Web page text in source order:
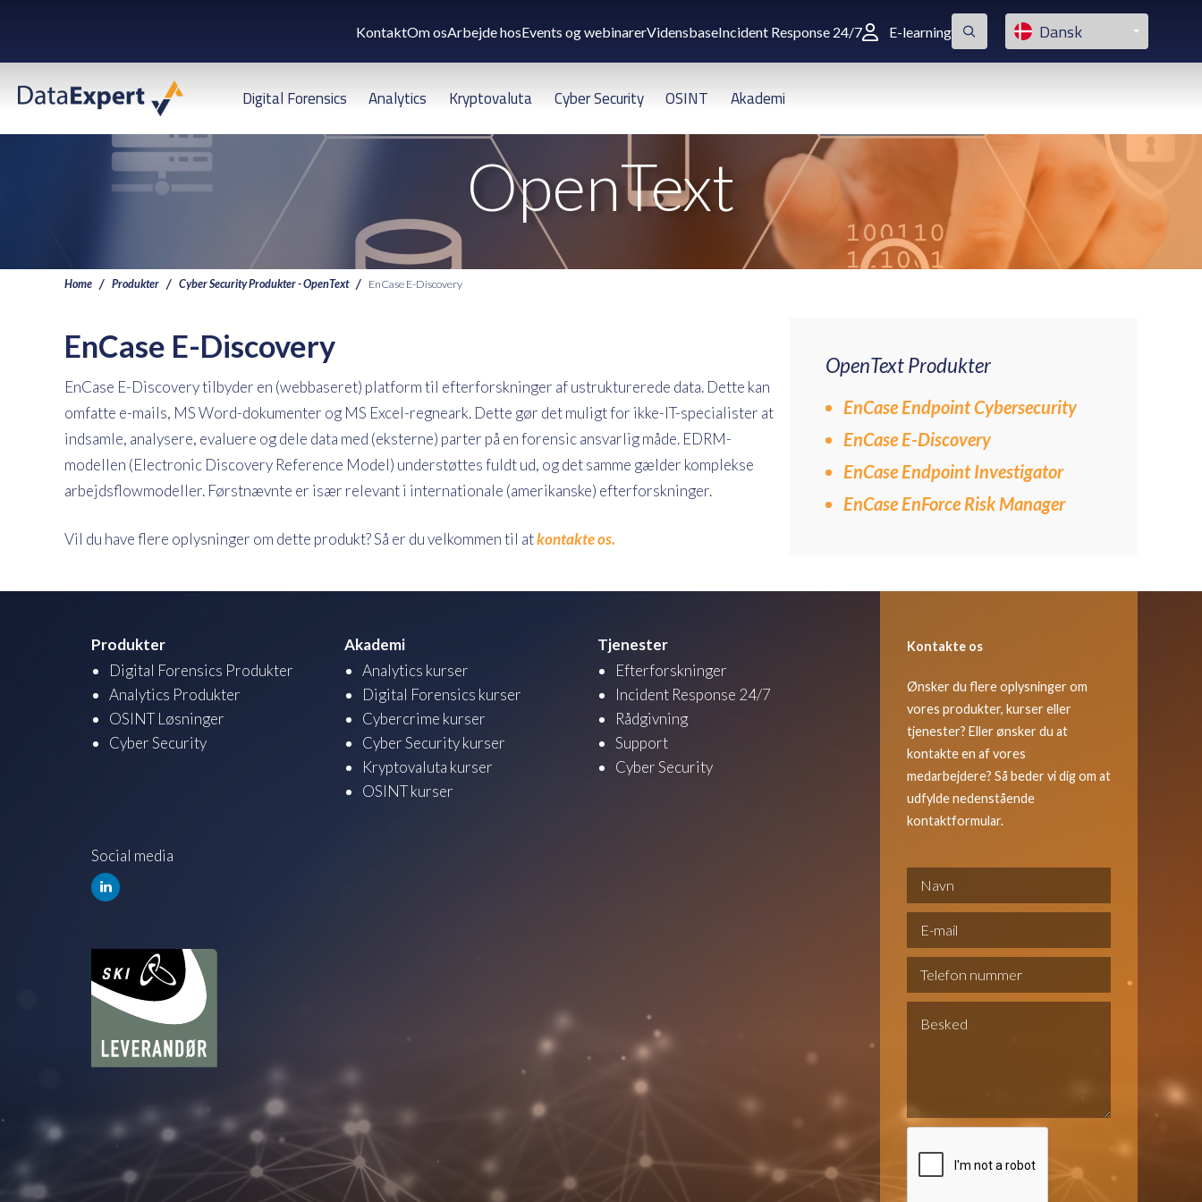
KontaktOm osArbejde hosEvents og webinarerVidensbaseIncident Response 24/7 E-learning Dansk
Digital Forensics Analytics Kryptovaluta Cyber Security OSINT Akademi
OpenText
Home Produkter Cyber Security Produkter - OpenText EnCase E-Discovery
EnCase E-Discovery
EnCase E-Discovery tilbyder en (webbaseret) platform til efterforskninger af ustrukturerede data. Dette kan
omfatte e-mails, MS Word-dokumenter og MS Excel-regneark. Dette gør det muligt for ikke-IT-specialister at
indsamle, analysere, evaluere og dele data med (eksterne) parter på en forensic ansvarlig måde. EDRM-
modellen (Electronic Discovery Reference Model) understøttes fuldt ud, og det samme gælder komplekse
arbejdsflowmodeller. Førstnævnte er især relevant i internationale (amerikanske) efterforskninger.
Vil du have flere oplysninger om dette produkt? Så er du velkommen til atkontakte os.
OpenText Produkter
EnCase Endpoint Cybersecurity
EnCase E-Discovery
EnCase Endpoint Investigator
EnCase EnForce Risk Manager
Produkter
Digital Forensics Produkter
Analytics Produkter
OSINT Løsninger
Cyber Security
Akademi
Analytics kurser
Digital Forensics kurser
Cybercrime kurser
Cyber Security kurser
Kryptovaluta kurser
OSINT kurser
Tjenester
Efterforskninger
Incident Response 24/7
Rådgivning
Support
Cyber Security
Social media
Kontakte os
Ønsker du flere oplysninger om
vores produkter, kurser eller
tjenester? Eller ønsker du at
kontakte en af vores
medarbejdere? Så beder vi dig om at
udfylde nedenstående
kontaktformular.